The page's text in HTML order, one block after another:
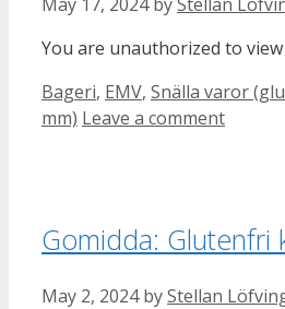
You are unauthorized to
Categories
Bageri, EMV, Snälla varor
mm) Leave a comment
Gomidda: Glutenfri
May 2, 2024 byStellan